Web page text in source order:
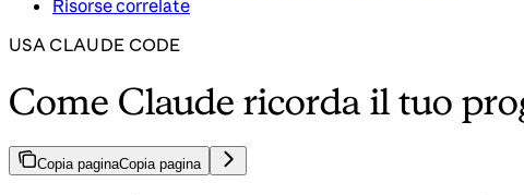
Risorse correlate
USA CLAUDE CODE
Come Claude ricorda il tuo
Copia paginaCopia pagina